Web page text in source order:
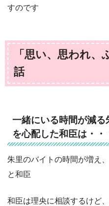
すのです
「思い、思われ
話
一緒にいる時間が減る
を心配した和臣は・・
朱里のバイトの時間が増え
と和臣
和臣は理央に相談するけど